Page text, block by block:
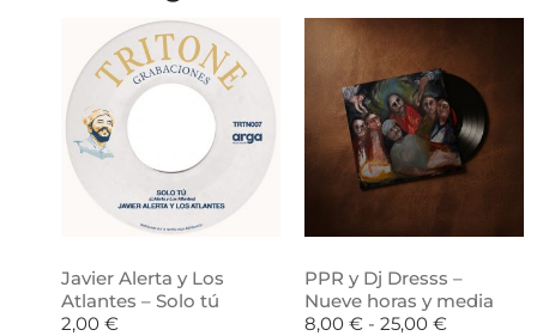
Javier Alerta y Los
Atlantes – Solo tú
2,00 €
PPR y Dj Dresss –
Nueve horas y media
8,00 € - 25,00 €